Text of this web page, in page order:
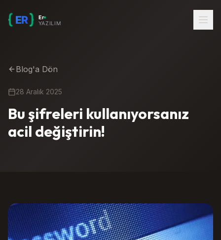
Blog'a Dön
28 Aralık 2025
Bu şifreleri kullanıyorsanız
acil değiştirin!